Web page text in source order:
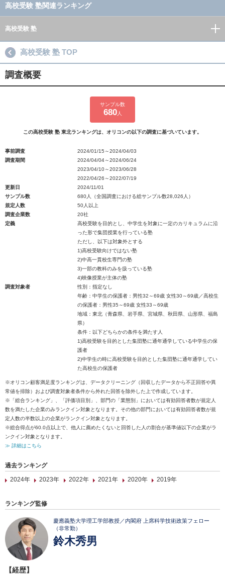
高校受験 塾関連ランキング
高校受験 塾
高校受験 塾 TOP
調査概要
サンプル数
680人
この高校受験 塾 東北ランキングは、オリコンの以下の調査に基づいています。
事前調査
2024/01/15～2024/04/03
調査期間
2024/04/04～2024/06/24
2023/04/10～2023/06/28
2022/04/26～2022/07/19
更新日
2024/11/01
サンプル数
680人（全国調査における総サンプル数28,026人）
規定人数
50人以上
調査企業数
20社
定義
高校受験を目的とし、中学生を対象に一定のカリキュラムに沿
った形で集団授業を行っている塾
ただし、以下は対象外とする
1)高校受験向けではない塾
2)中高一貫校生専門の塾
3)一部の教科のみを扱っている塾
4)映像授業が主体の塾
調査対象者
性別：指定なし
年齢：中学生の保護者：男性32～69歳 女性30～69歳／高校生
の保護者：男性35～69歳 女性33～69歳
地域：東北（青森県、岩手県、宮城県、秋田県、山形県、福島
県）
条件：以下どちらかの条件を満たす人
1)高校受験を目的とした集団塾に通年通学している中学生の保
護者
2)中学生の時に高校受験を目的とした集団塾に通年通学してい
た高校生の保護者
※オリコン顧客満足度ランキングは、データクリーニング（回収したデータから不正回答や異
常値を排除）および調査対象者条件から外れた回答を除外した上で作成しています。
※「総合ランキング」、「評価項目別」、部門の「業態別」においては有効回答者数が規定人
数を満たした企業のみランクイン対象となります。その他の部門においては有効回答者数が規
定人数の半数以上の企業がランクイン対象となります。
※総合得点が60.0点以上で、他人に薦めたくないと回答した人の割合が基準値以下の企業がラ
ンクイン対象となります。
≫ 詳細はこちら
過去ランキング
2024年
2023年 2022年 2021年 2020年 2019年
ランキング監修
慶應義塾大学理工学部教授／内閣府 上席科学技術政策フェロー
（非常勤）
鈴木秀男
【経歴】